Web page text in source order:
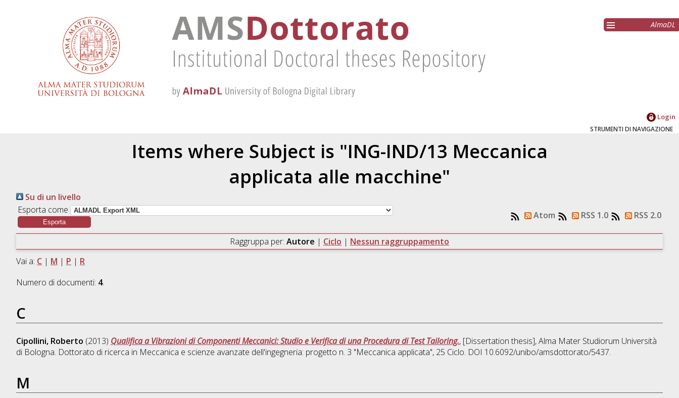
AlmaDL
Login
STRUMENTI DI NAVIGAZIONE
Items where Subject is "ING-IND/13 Meccanica
applicata alle macchine"
Su di un livello
Esporta come
Atom RSS 1.0 RSS 2.0
Raggruppa per: Autore | Ciclo | Nessun raggruppamento
Vai a: C| M | P | R
Numero di documenti: 4.
C
Cipollini, Roberto (2013) Qualifica a Vibrazioni di Componenti Meccanici: Studio e Verifica di una Procedura di Test Tailoring., [Dissertation thesis], Alma Mater Studiorum Università
di Bologna. Dottorato di ricerca in Meccanica e scienze avanzate dell'ingegneria: progetto n. 3 "Meccanica applicata", 25 Ciclo. DOI 10.6092/unibo/amsdottorato/5437.
M